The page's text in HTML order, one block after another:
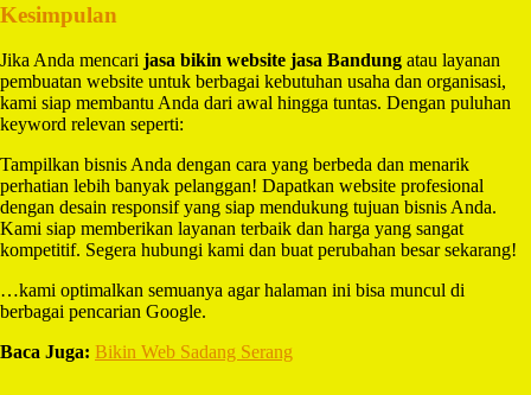
Kesimpulan
Jika Anda mencari jasa bikin website jasa Bandung atau layanan
pembuatan website untuk berbagai kebutuhan usaha dan organisasi,
kami siap membantu Anda dari awal hingga tuntas. Dengan puluhan
keyword relevan seperti:
Tampilkan bisnis Anda dengan cara yang berbeda dan menarik
perhatian lebih banyak pelanggan! Dapatkan website profesional
dengan desain responsif yang siap mendukung tujuan bisnis Anda.
Kami siap memberikan layanan terbaik dan harga yang sangat
kompetitif. Segera hubungi kami dan buat perubahan besar sekarang!
…kami optimalkan semuanya agar halaman ini bisa muncul di
berbagai pencarian Google.
Baca Juga: Bikin Web Sadang Serang